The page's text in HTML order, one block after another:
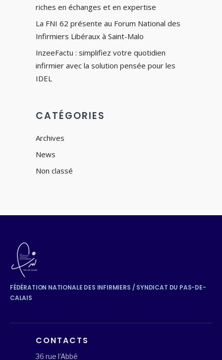
riches en échanges et en expertise
La FNI 62 présente au Forum National des
Infirmiers Libéraux à Saint-Malo
InzeeFactu : simplifiez votre quotidien
infirmier avec la solution pensée pour les
IDEL
CATÉGORIES
Archives
News
Non classé
FÉDÉRATION NATIONALE DES INFIRMIERS / SYNDICAT DU PAS-DE-
CALAIS
CONTACTS
36 rue l’Abbé